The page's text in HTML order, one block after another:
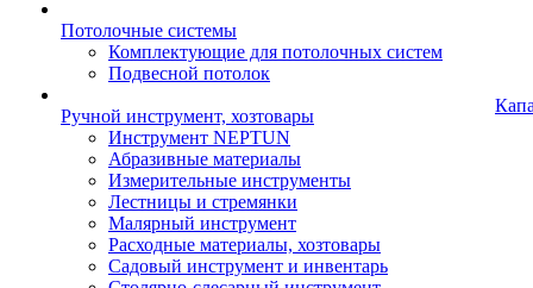
Потолочные системы
Комплектующие для потолочных систем
Подвесной потолок
Ручной инструмент, хозтовары
Инструмент NEPTUN
Абразивные материалы
Измерительные инструменты
Лестницы и стремянки
Малярный инструмент
Расходные материалы, хозтовары
Садовый инструмент и инвентарь